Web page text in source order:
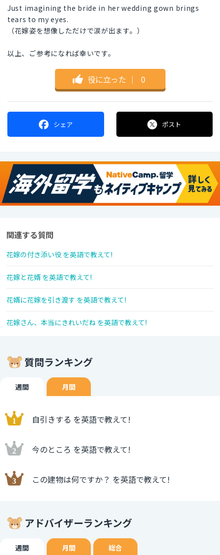
Just imagining the bride in her wedding gown brings
tears to my eyes.
（花嫁姿を想像しただけで涙が出ます。）
以上、ご参考になれば幸いです。
役に立った ｜ 0
シェア ポスト
関連する質問
花嫁の付き添い役 を英語で教えて!
花嫁と花婿 を英語で教えて!
花婿に花嫁を引き渡す を英語で教えて!
花嫁さん、本当にきれいだね を英語で教えて!
質問ランキング
週間 月間
自引きする を英語で教えて!
今のところ を英語で教えて!
この建物は何ですか？ を英語で教えて!
アドバイザーランキング
週間 月間 総合